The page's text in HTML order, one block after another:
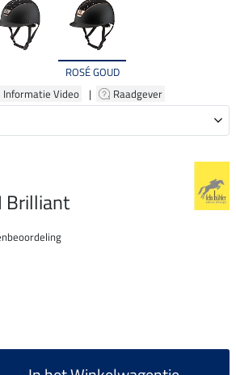
ROSÉ GOUD
Informatie Video | Raadgever
Brilliant